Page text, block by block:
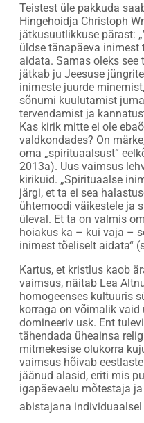
Teistest üle pakkuda
Hingehoidja Christoph
jätkusuutlikkuse pärast:
üldse tänapäeva
aidata. Samas oleks see
jätkab ju Jeesuse
inimeste juurde
sõnumi kuulutamist
tervendamist ja
Kas kirik mitte ei ole
valdkondades? On
oma „spirituaalsust“
2013a). Uus vaimsus
kirikuid. „Spirituaalse
järgi, et ta ei sea
ühtemoodi väikestele ja
üleval. Et ta on valmis
hoiakus ka – kui vaja –
inimest tõeliselt aidata“
Kartus, et kristlus kaob
vaimsus, näitab Lea
homogeenses kultuuris
korraga on võimalik
domineeriv usk. Ent
tähendada üheainsa
mitmekesise olukorra
vaimsus hõivab
jäänud alasid, eriti mis
igapäevaelu mõtestaja
abistajana